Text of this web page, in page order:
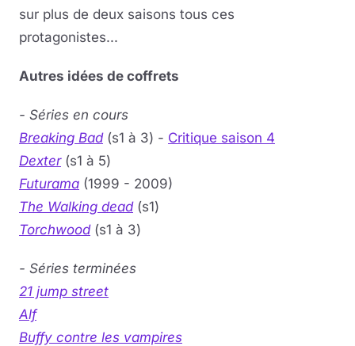
sur plus de deux saisons tous ces
protagonistes...
Autres idées de coffrets
- Séries en cours
Breaking Bad(s1 à 3) - Critique saison 4
Dexter(s1 à 5)
Futurama (1999 - 2009)
The Walking dead(s1)
Torchwood(s1 à 3)
- Séries terminées
21 jump street
Alf
Buffy contre les vampires